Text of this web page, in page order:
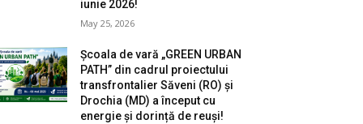
iunie 2026!
May 25, 2026
Școala de vară „GREEN URBAN
PATH” din cadrul proiectului
transfrontalier Săveni (RO) și
Drochia (MD) a început cu
energie și dorință de reuși!